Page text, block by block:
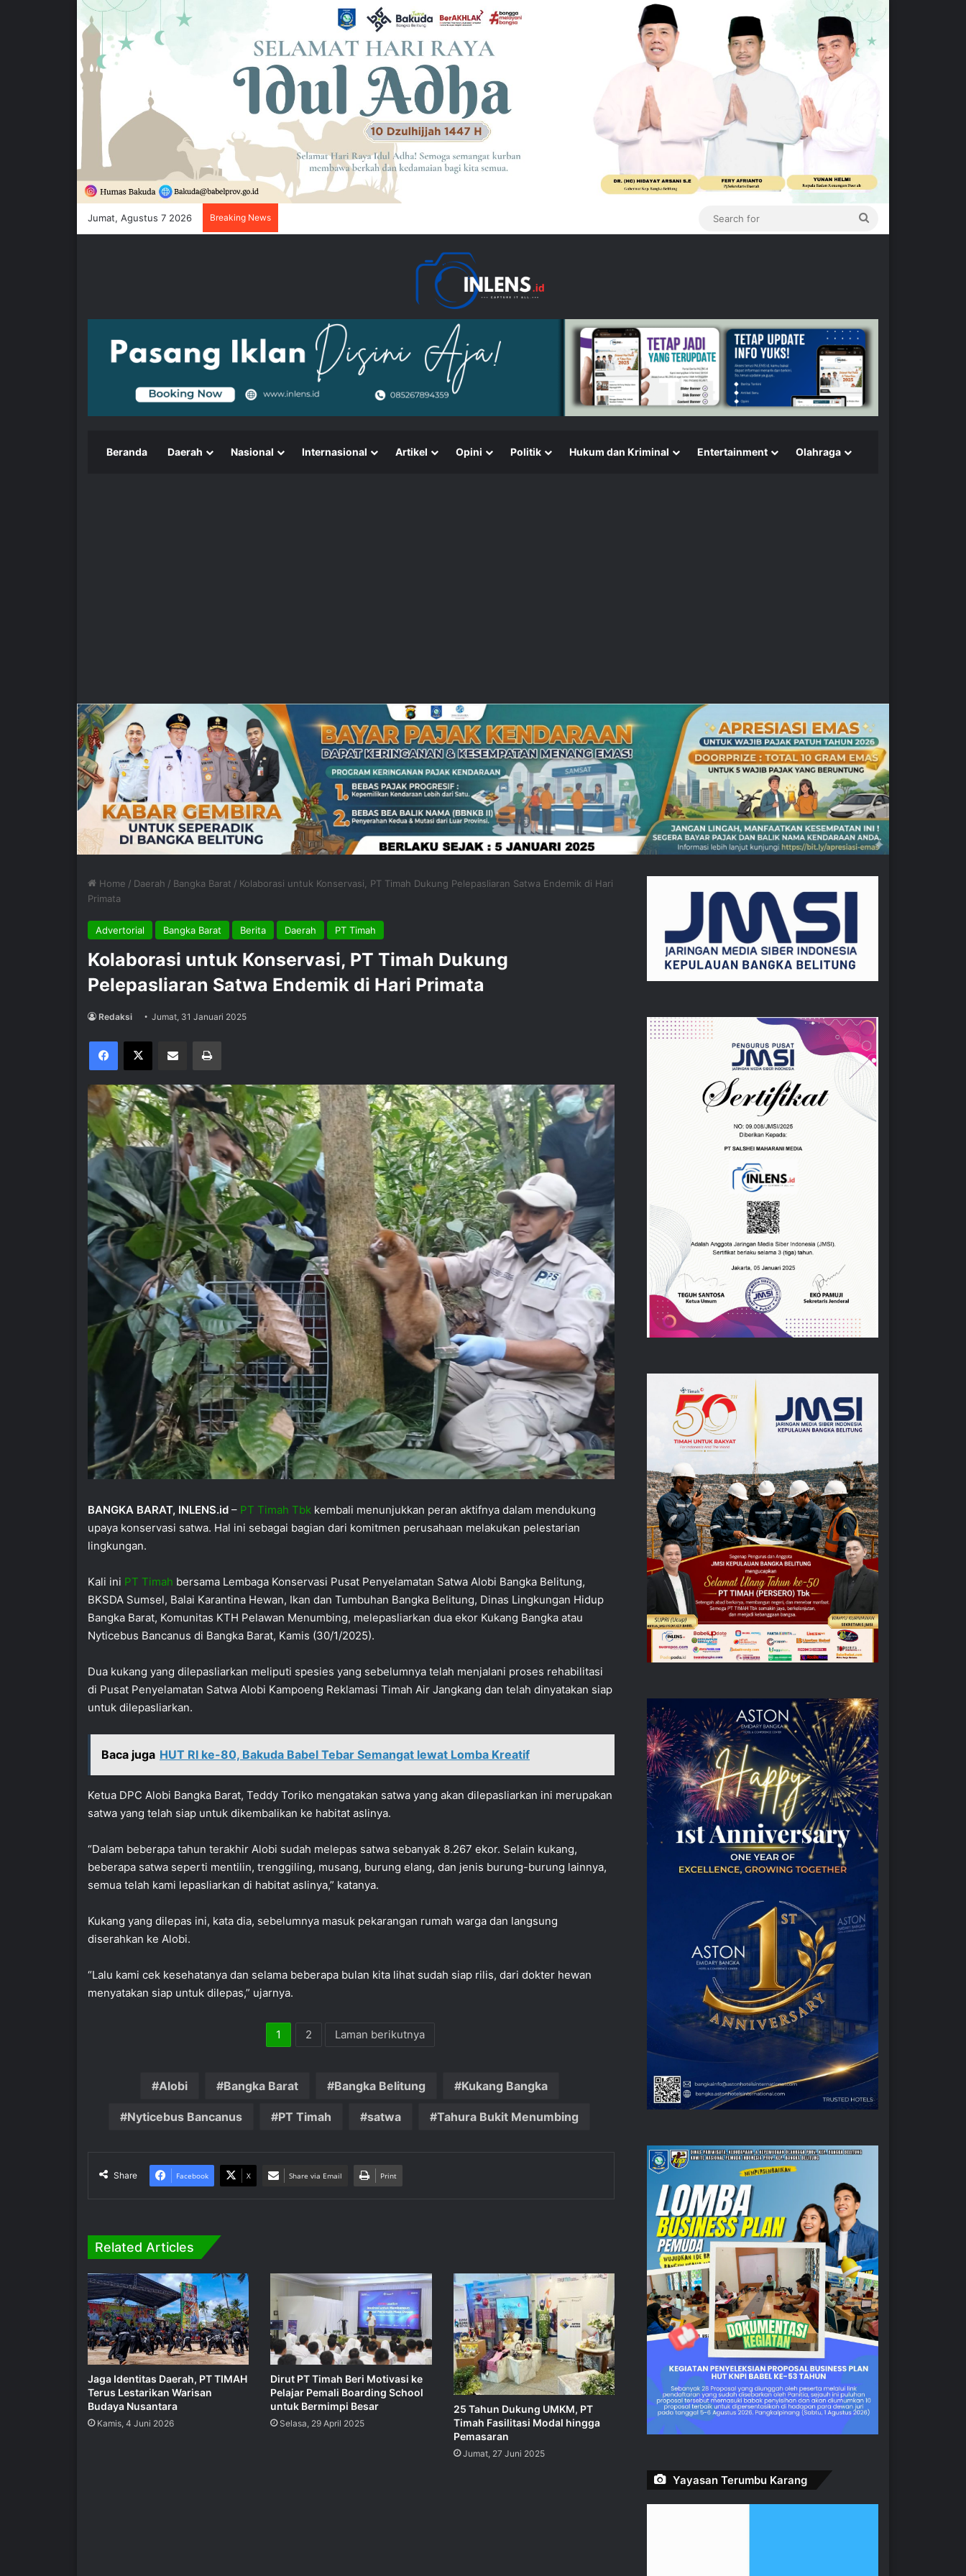
Jumat, Agustus 7 2026 Breaking News
Beranda Daerah Nasional Internasional Artikel Opini Politik Hukum dan Kriminal Entertainment Olahraga
Home / Daerah / Bangka Barat / Kolaborasi untuk Konservasi, PT Timah Dukung Pelepasliaran Satwa Endemik di Hari
Primata
Advertorial Bangka Barat Berita Daerah PT Timah
Kolaborasi untuk Konservasi, PT Timah Dukung
Pelepasliaran Satwa Endemik di Hari Primata
Redaksi Jumat, 31 Januari 2025
Facebook
X Share via Email Print
BANGKA BARAT, INLENS.id – PT Timah Tbk kembali menunjukkan peran aktifnya dalam mendukung
upaya konservasi satwa. Hal ini sebagai bagian dari komitmen perusahaan melakukan pelestarian
lingkungan.
Kali ini PT Timah bersama Lembaga Konservasi Pusat Penyelamatan Satwa Alobi Bangka Belitung,
BKSDA Sumsel, Balai Karantina Hewan, Ikan dan Tumbuhan Bangka Belitung, Dinas Lingkungan Hidup
Bangka Barat, Komunitas KTH Pelawan Menumbing, melepasliarkan dua ekor Kukang Bangka atau
Nyticebus Bancanus di Bangka Barat, Kamis (30/1/2025).
Dua kukang yang dilepasliarkan meliputi spesies yang sebelumnya telah menjalani proses rehabilitasi
di Pusat Penyelamatan Satwa Alobi Kampoeng Reklamasi Timah Air Jangkang dan telah dinyatakan siap
untuk dilepasliarkan.
Baca juga HUT RI ke-80, Bakuda Babel Tebar Semangat lewat Lomba Kreatif
Ketua DPC Alobi Bangka Barat, Teddy Toriko mengatakan satwa yang akan dilepasliarkan ini merupakan
satwa yang telah siap untuk dikembalikan ke habitat aslinya.
“Dalam beberapa tahun terakhir Alobi sudah melepas satwa sebanyak 8.267 ekor. Selain kukang,
beberapa satwa seperti mentilin, trenggiling, musang, burung elang, dan jenis burung-burung lainnya,
semua telah kami lepasliarkan di habitat aslinya,” katanya.
Kukang yang dilepas ini, kata dia, sebelumnya masuk pekarangan rumah warga dan langsung
diserahkan ke Alobi.
“Lalu kami cek kesehatanya dan selama beberapa bulan kita lihat sudah siap rilis, dari dokter hewan
menyatakan siap untuk dilepas,” ujarnya.
1 2 Laman berikutnya
Alobi Bangka Barat Bangka Belitung Kukang Bangka
Nyticebus Bancanus PT Timah satwa Tahura Bukit Menumbing
Share Facebook X Share via Email Print
Related Articles
Jaga Identitas Daerah, PT TIMAH
Terus Lestarikan Warisan
Budaya Nusantara
Kamis, 4 Juni 2026
Dirut PT Timah Beri Motivasi ke
Pelajar Pemali Boarding School
untuk Bermimpi Besar
Selasa, 29 April 2025
25 Tahun Dukung UMKM, PT
Timah Fasilitasi Modal hingga
Pemasaran
Jumat, 27 Juni 2025
Yayasan Terumbu Karang